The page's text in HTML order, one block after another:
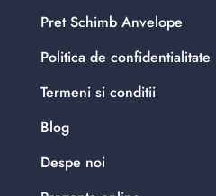
Pret Schimb Anvelope
Politica de confidentialitate
Termeni si conditii
Blog
Despe noi